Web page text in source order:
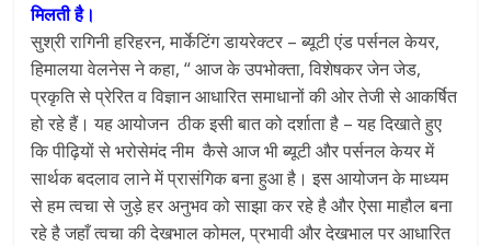
मिलती है।
सुश्री रागिनी हरिहरन, मार्केटिंग डायरेक्टर – ब्यूटी एंड पर्सनल केयर,
हिमालया वेलनेस ने कहा, “ आज के उपभोक्ता, विशेषकर जेन जेड,
प्रकृति से प्रेरित व विज्ञान आधारित समाधानों की ओर तेजी से आकर्षित
हो रहे हैं। यह आयोजन ठीक इसी बात को दर्शाता है – यह दिखाते हुए
कि पीढ़ियों से भरोसेमंद नीम कैसे आज भी ब्यूटी और पर्सनल केयर में
सार्थक बदलाव लाने में प्रासंगिक बना हुआ है। इस आयोजन के माध्यम
से हम त्वचा से जुड़े हर अनुभव को साझा कर रहे है और ऐसा माहौल बना
रहे है जहाँ त्वचा की देखभाल कोमल, प्रभावी और देखभाल पर आधारित